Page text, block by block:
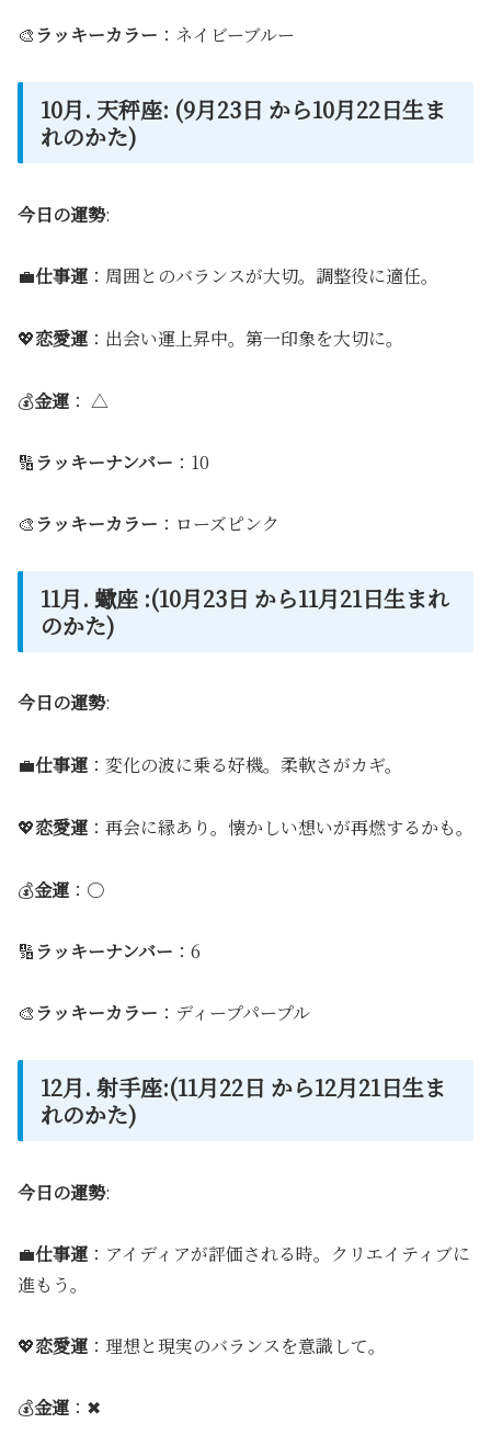
🎨 ラッキーカラー ：ネイビーブルー
10月. 天秤座: (9月23日 から10月22日生ま
れのかた)
今日の運勢:
💼仕事運 ：周囲とのバランスが大切。調整役に適任。
💖恋愛運 ：出会い運上昇中。第一印象を大切に。
💰金運 ： △
🔢 ラッキーナンバー ：10
🎨 ラッキーカラー ：ローズピンク
11月. 蠍座 :(10月23日 から11月21日生まれ
のかた)
今日の運勢:
💼仕事運 ：変化の波に乗る好機。柔軟さがカギ。
💖恋愛運 ：再会に縁あり。懐かしい想いが再燃するかも。
💰金運 ：〇
🔢 ラッキーナンバー ：6
🎨 ラッキーカラー ：ディープパープル
12月. 射手座:(11月22日 から12月21日生ま
れのかた)
今日の運勢:
💼仕事運 ：アイディアが評価される時。クリエイティブに
進もう。
💖恋愛運 ：理想と現実のバランスを意識して。
💰金運 ：✖